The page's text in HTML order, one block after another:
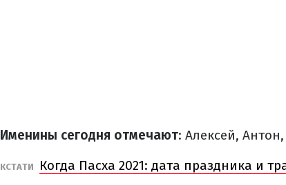
Именины сегодня отмечают: Алексей,
КСТАТИ Когда Пасха 2021: дата праздника и